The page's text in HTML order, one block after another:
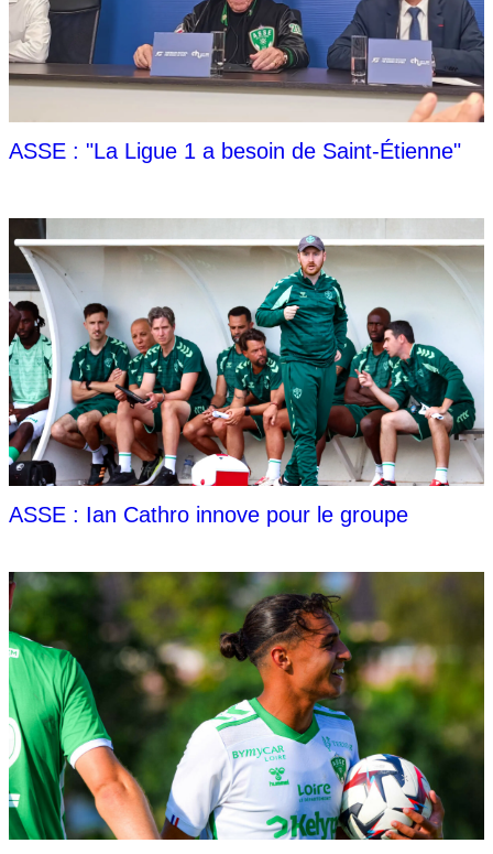
ASSE : "La Ligue 1 a besoin de Saint-Étienne"
ASSE : Ian Cathro innove pour le groupe